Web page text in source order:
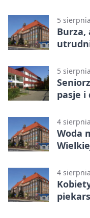
5
Burza,
5
pasje i
4
Woda
4